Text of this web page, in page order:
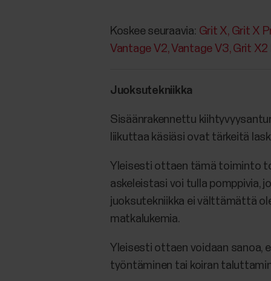
Koskee seuraavia: Grit X Grit X
Vantage V2 Vantage V3 Grit X2
Juoksutekniikka
Sisäänrakennettu
liikuttaa käsiäsi ovat tärkeitä
Yleisesti ottaen tämä toiminto
askeleistasi voi tulla pomppivia,
juoksutekniikka ei välttämättä
matkalukemia.
Yleisesti ottaen voidaan sanoa,
työntäminen tai koiran